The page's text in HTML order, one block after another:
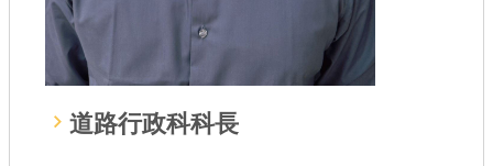
桃園市政府
隱私權政策
網站安全政策
道路行政科科長